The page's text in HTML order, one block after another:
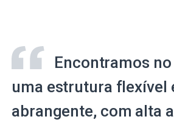
Encontramos no
uma estrutura flexível
abrangente, com alta